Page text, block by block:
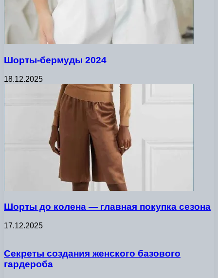
Шорты-бермуды 2024
18.12.2025
Шорты до колена — главная покупка сезона
17.12.2025
Секреты создания женского базового
гардероба